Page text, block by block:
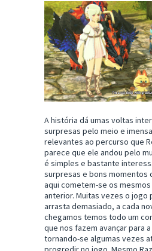
A história dá umas voltas
surpresas pelo meio e
relevantes ao percurso que
parece que ele andou pelo
é simples e bastante
surpresas e bons momentos
aqui cometem-se os
anterior. Muitas vezes o jogo
arrasta demasiado, a cada
chegamos temos todo um
que nos fazem avançar para
tornando-se algumas vezes